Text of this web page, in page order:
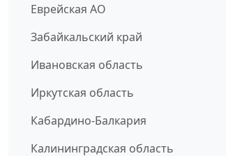
Еврейская АО
Забайкальский край
Ивановская область
Иркутская область
Кабардино-Балкария
Калининградская область